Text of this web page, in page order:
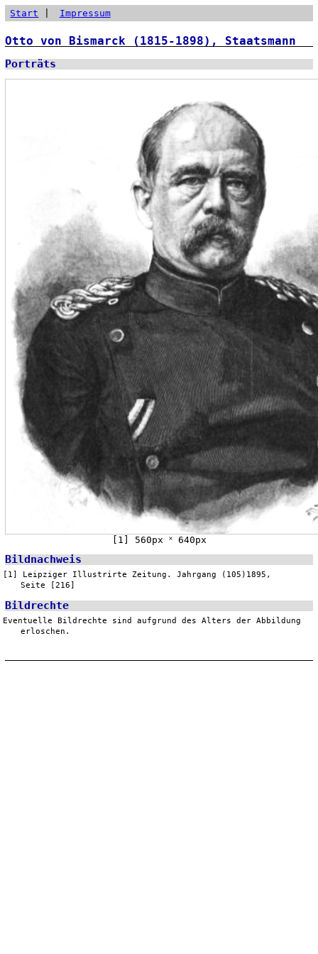
Start Impressum
Otto von Bismarck (1815-1898), Staatsmann
Porträts
[1] 560px ˟ 640px
Bildnachweis
[1] Leipziger Illustrirte Zeitung. Jahrgang (105)1895,
Seite [216]
Bildrechte
Eventuelle Bildrechte sind aufgrund des Alters der Abbildung
erloschen.